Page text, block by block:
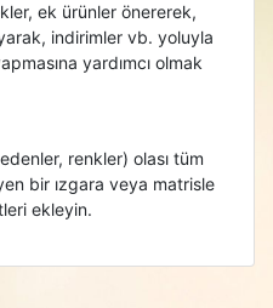
ek ürünler önererek,
indirimler vb. yoluyla
yardımcı olmak
renkler) olası tüm
bir ızgara veya matrisle
ekleyin.